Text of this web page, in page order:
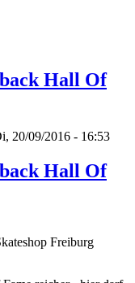
Hall Of
20/09/2016 - 16:53
Hall Of
Freiburg